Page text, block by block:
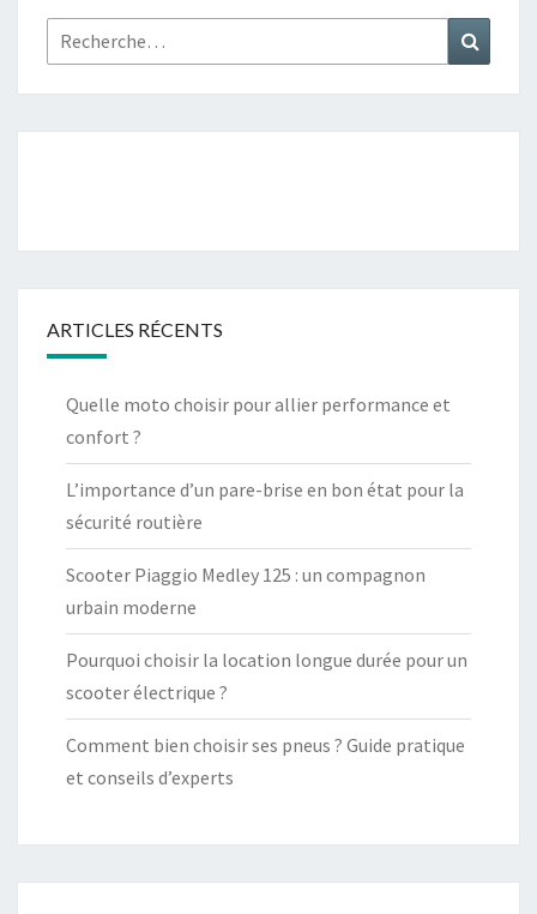
Rechercher :
ARTICLES RÉCENTS
Quelle moto choisir pour allier performance et
confort ?
L’importance d’un pare-brise en bon état pour la
sécurité routière
Scooter Piaggio Medley 125 : un compagnon
urbain moderne
Pourquoi choisir la location longue durée pour un
scooter électrique ?
Comment bien choisir ses pneus ? Guide pratique
et conseils d’experts